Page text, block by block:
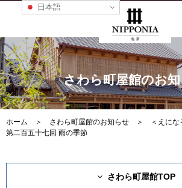
さわら町屋館のお
ホーム ＞ さわら町屋館のお知らせ ＞ ＜えにな
第二百五十七回 雨の季節
さわら町屋館TOP
日本語